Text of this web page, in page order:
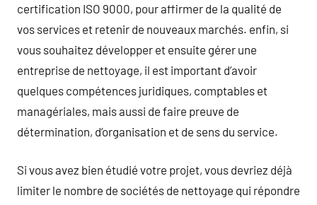
certification ISO 9000, pour affirmer de la qualité de
vos services et retenir de nouveaux marchés. enfin, si
vous souhaitez développer et ensuite gérer une
entreprise de nettoyage, il est important d’avoir
quelques compétences juridiques, comptables et
managériales, mais aussi de faire preuve de
détermination, d’organisation et de sens du service.
Si vous avez bien étudié votre projet, vous devriez déjà
limiter le nombre de sociétés de nettoyage qui répondre